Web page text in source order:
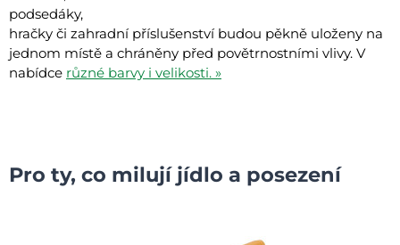
podsedáky,
hračky či zahradní příslušenství budou pěkně uloženy na
jednom místě a chráněny před povětrnostními vlivy. V
nabídce různé barvy i velikosti. »
Pro ty, co milují jídlo a posezení